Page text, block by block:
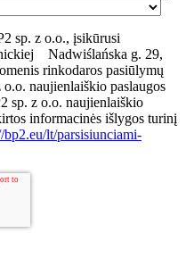
sp. z o.o., įsikūrusi
Nadwiślańska g. 29,
rinkodaros pasiūlymų
naujienlaiškio paslaugos
sp. z o.o. naujienlaiškio
informacinės išlygos turinį
bp2.eu/lt/parsisiunciami-